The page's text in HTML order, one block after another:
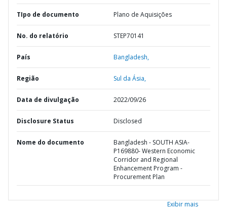
TIpo de documento Plano de Aquisições
No. do relatório STEP70141
País Bangladesh,
Região Sul da Ásia,
Data de divulgação 2022/09/26
Disclosure Status Disclosed
Nome do documento
Bangladesh - SOUTH ASIA-
P169880- Western Economic
Corridor and Regional
Enhancement Program -
Procurement Plan
Exibir mais